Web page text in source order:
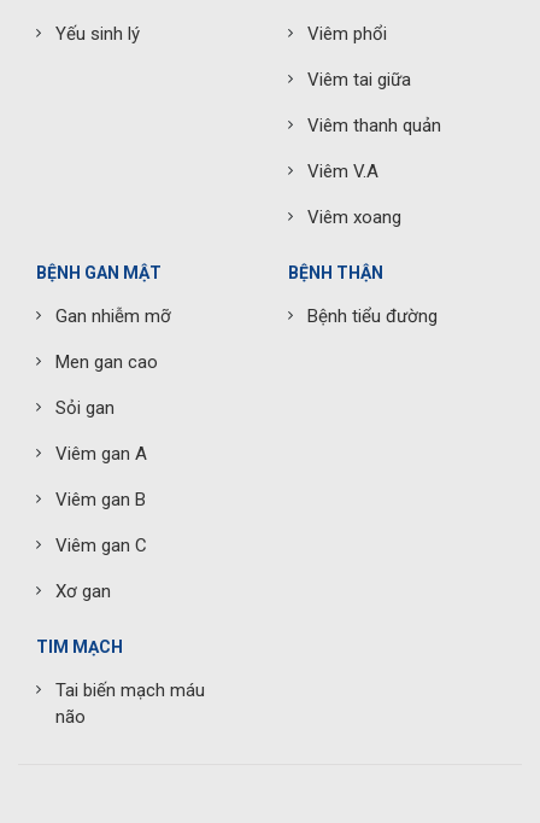
Yếu sinh lý Viêm phổi
Viêm tai giữa
Viêm thanh quản
Viêm V.A
Viêm xoang
BỆNH GAN MẬT
Gan nhiễm mỡ
Men gan cao
Sỏi gan
Viêm gan A
Viêm gan B
Viêm gan C
Xơ gan
BỆNH THẬN
Bệnh tiểu đường
TIM MẠCH
Tai biến mạch máu
não